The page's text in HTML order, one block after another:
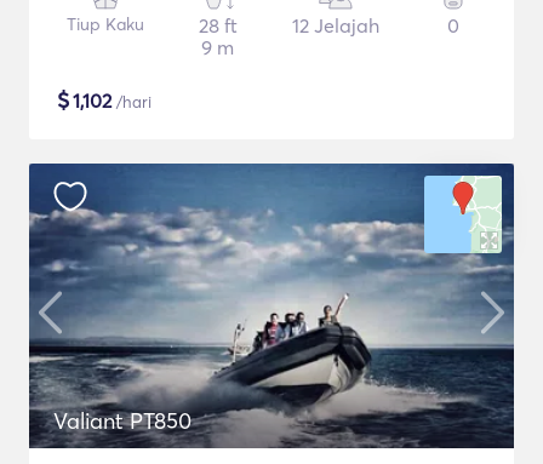
Tiup Kaku
28 ft
9 m
12 Jelajah 0
$1,102/hari
Valiant PT850